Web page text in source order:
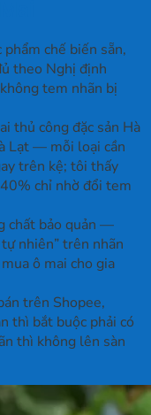
chế biến sẵn,
theo Nghị định
tem nhãn bị
thủ công đặc sản Hà
Lạt — mỗi loại cần
trên kệ; tôi thấy
chỉ nhờ đổi tem
chất bảo quản —
nhiên” trên nhãn
ô mai cho gia
trên Shopee,
thì bắt buộc phải có
thì không lên sàn